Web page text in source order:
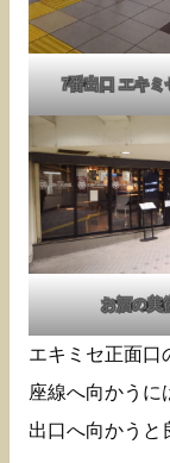
7番出口 エキミ
お酒の美
エキミセ正面口
座線へ向かうに
出口へ向かうと